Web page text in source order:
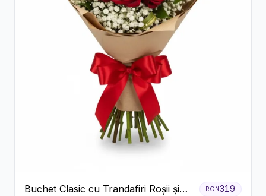
Buchet Clasic cu Trandafiri Roșii și
RON319